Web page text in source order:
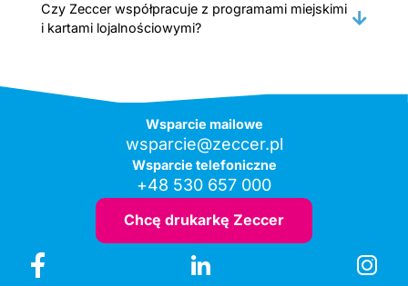
Czy Zeccer współpracuje z programami miejskimi
i kartami lojalnościowymi?
Wsparcie mailowe
wsparcie@zeccer.pl
Wsparcie telefoniczne
+48 530 657 000
Chcę drukarkę Zeccer